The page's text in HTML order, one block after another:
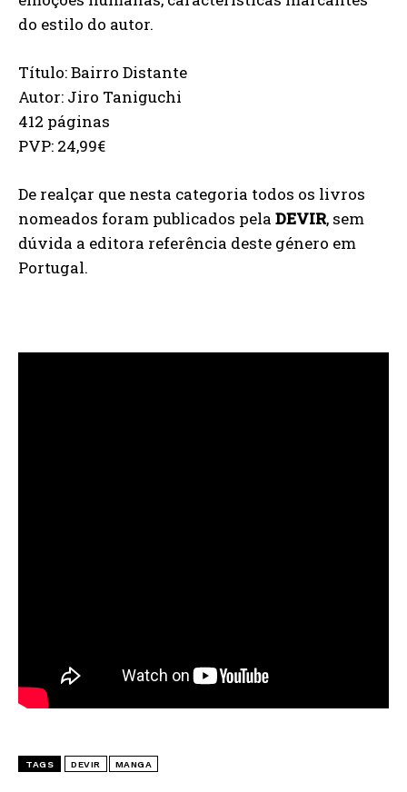
do estilo do autor.
Título: Bairro Distante
Autor: Jiro Taniguchi
412 páginas
PVP: 24,99€
De realçar que nesta categoria todos os livros
nomeados foram publicados pela DEVIR, sem
dúvida a editora referência deste género em
Portugal.
TAGS DEVIR MANGA